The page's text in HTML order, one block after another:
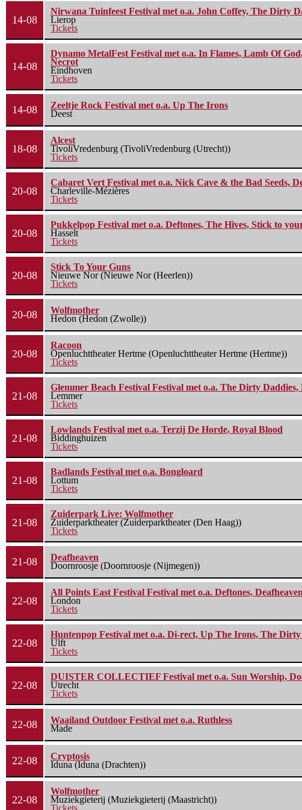
14-08
Nirwana Tuinfeest Festival met o.a. John Coffey, The Dirty
Lierop
Tickets
14-08
Dynamo MetalFest Festival met o.a. In Flames, Lamb Of
Necrot
Eindhoven
Tickets
14-08
Zeeltje Rock Festival met o.a. Up The Irons
Deest
18-08
Alcest
TivoliVredenburg (TivoliVredenburg (Utrecht))
Tickets
20-08
Cabaret Vert Festival met o.a. Nick Cave & the Bad Seeds,
Charleville-Mézières
Tickets
20-08
Pukkelpop Festival met o.a. Deftones, The Hives, Stick to
Hasselt
Tickets
20-08
Stick To Your Guns
Nieuwe Nor (Nieuwe Nor (Heerlen))
Tickets
20-08
Wolfmother
Hedon (Hedon (Zwolle))
20-08
Racoon
Openluchttheater Hertme (Openluchttheater Hertme (Hertme))
Tickets
21-08
Glemmer Beach Festival Festival met o.a. The Dirty
Lemmer
Tickets
21-08
Lowlands Festival met o.a. Terzij De Horde, Royal Blood
Biddinghuizen
Tickets
21-08
Badlands Festival met o.a. Bongloard
Lottum
Tickets
21-08
Zuiderpark Live: Wolfmother
Zuiderparktheater (Zuiderparktheater (Den Haag))
Tickets
21-08
Deafheaven
Doornroosje (Doornroosje (Nijmegen))
22-08
All Points East Festival Festival met o.a. Deftones, Deafheaven
London
Tickets
22-08
Huntenpop Festival met o.a. Di-rect, Up The Irons, The
Ulft
Tickets
22-08
DUISTER COLLECTIEF Festival met o.a. Sun Worship,
Utrecht
Tickets
22-08
Waailand Outdoor Festival met o.a. Ruthless
Made
22-08
Cryptosis
Iduna (Iduna (Drachten))
22-08
Wolfmother
Muziekgieterij (Muziekgieterij (Maastricht))
Tickets